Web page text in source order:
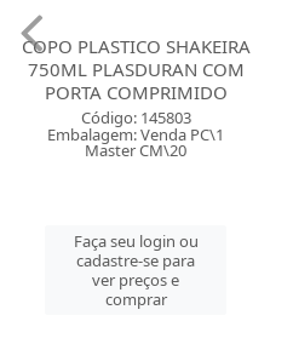
COPO PLASTICO SHAKEIRA
750ML PLASDURAN COM
PORTA COMPRIMIDO
Código: 145803
Embalagem: Venda PC\1
Master CM\20
Faça seu login ou
cadastre-se para
ver preços e
comprar